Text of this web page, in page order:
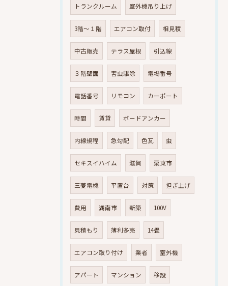
トランクルーム 室外機吊り上げ
3階～１階 エアコン取付 相見積
中古販売 テラス屋根 引込線
３階壁面 害虫駆除 電場番号
電話番号 リモコン カーポート
時間 賃貸 ボードアンカー
内線規程 急勾配 色瓦 虫
セキスイハイム 滋賀 栗東市
三菱電機 平置台 対策 担ぎ上げ
費用 湖南市 新築 100V
見積もり 薄利多売 14畳
エアコン取り付け 業者 室外機
アパート マンション 移設